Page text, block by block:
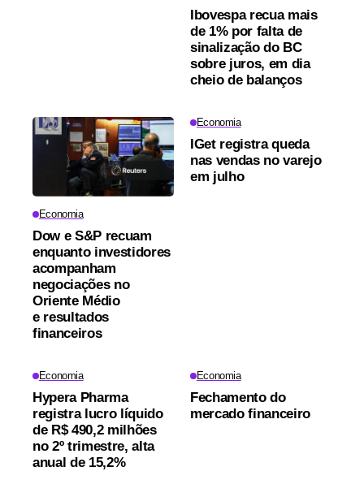
Ibovespa recua mais
de 1% por falta de
sinalização do BC
sobre juros, em dia
cheio de balanços
Economia
Dow e S&P recuam
enquanto investidores
acompanham
negociações no
Oriente Médio
e resultados
financeiros
Economia
IGet registra queda
nas vendas no varejo
em julho
Economia
Hypera Pharma
registra lucro líquido
de R$ 490,2 milhões
no 2º trimestre, alta
anual de 15,2%
Economia
Fechamento do
mercado financeiro